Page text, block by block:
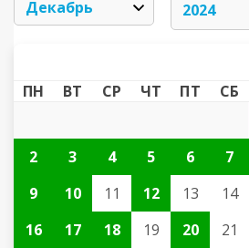
ПН ВТ СР ЧТ ПТ СБ
2
3 4 5 6 7
9
10 11 12 13 14
16
17 18 19 20 21